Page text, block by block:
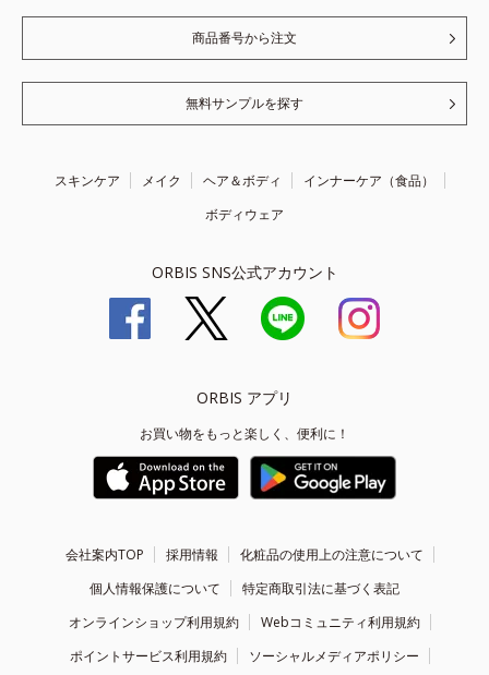
商品番号から注文
無料サンプルを探す
スキンケア メイク ヘア＆ボディ
インナーケア（食品）
ボディウェア
ORBIS SNS公式アカウント
ORBIS アプリ
お買い物をもっと楽しく、便利に！
会社案内TOP 採用情報
化粧品の使用上の注意について
個人情報保護について
特定商取引法に基づく表記
オンラインショップ利用規約
Webコミュニティ利用規約
ポイントサービス利用規約
ソーシャルメディアポリシー